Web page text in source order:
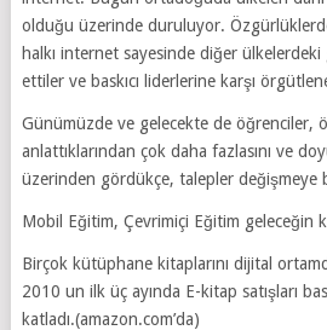
olduğu üzerinde duruluyor.
halkı internet sayesinde diğer
ettiler ve baskıcı liderlerine karşı
Günümüzde ve gelecekte de öğrenciler,
anlattıklarından çok daha fazlasını ve
üzerinden gördükçe, talepler değişmeye
Mobil Eğitim, Çevrimiçi Eğitim geleceğin
Birçok kütüphane kitaplarını dijital
2010 un ilk üç ayında E-kitap satışları
katladı.(amazon.com’da)